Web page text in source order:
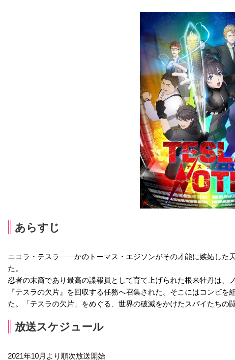
あらすじ
ニコラ・テスラ――かのトーマス・エジソンがその才能に嫉妬した
た。
忍者の末裔であり最高の諜報員として育て上げられた根来牡丹は
『テスラの欠片』を回収する任務へ召集された。そこにはコンビ
た。「テスラの欠片」をめぐる、世界の破滅をかけたスパイたちの
放送スケジュール
2021年10月より順次放送開始